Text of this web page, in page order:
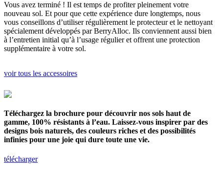
Vous avez terminé ! Il est temps de profiter pleinement votre
nouveau sol. Et pour que cette expérience dure longtemps, nous
vous conseillons d’utiliser régulièrement le protecteur et le nettoyant
spécialement développés par BerryAlloc. Ils conviennent aussi bien
à l’entretien initial qu’à l’usage régulier et offrent une protection
supplémentaire à votre sol.
voir tous les accessoires
Téléchargez la brochure pour découvrir nos sols haut de
gamme, 100% résistants à l’eau. Laissez-vous inspirer par des
designs bois naturels, des couleurs riches et des possibilités
infinies pour une joie qui dure toute une vie.
télécharger